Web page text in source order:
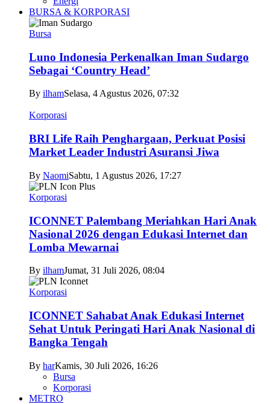
BURSA & KORPORASI
Bursa
Luno Indonesia Perkenalkan Iman Sudargo
Sebagai ‘Country Head’
By ilhamSelasa, 4 Agustus 2026, 07:32
Korporasi
BRI Life Raih Penghargaan, Perkuat Posisi
Market Leader Industri Asuransi Jiwa
By NaomiSabtu, 1 Agustus 2026, 17:27
Korporasi
ICONNET Palembang Meriahkan Hari Anak
Nasional 2026 dengan Edukasi Internet dan
Lomba Mewarnai
By ilhamJumat, 31 Juli 2026, 08:04
Korporasi
ICONNET Sahabat Anak Edukasi Internet
Sehat Untuk Peringati Hari Anak Nasional di
Bangka Tengah
By harKamis, 30 Juli 2026, 16:26
Bursa
Korporasi
METRO